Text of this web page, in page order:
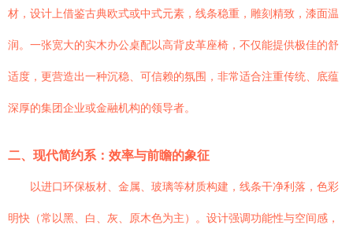
材，设计上借鉴古典欧式或中式元素，线条稳重，雕刻精致，漆面温
润。一张宽大的实木办公桌配以高背皮革座椅，不仅能提供极佳的舒
适度，更营造出一种沉稳、可信赖的氛围，非常适合注重传统、底蕴
深厚的集团企业或金融机构的领导者。
二、现代简约系：效率与前瞻的象征
以进口环保板材、金属、玻璃等材质构建，线条干净利落，色彩
明快（常以黑、白、灰、原木色为主）。设计强调功能性与空间感，